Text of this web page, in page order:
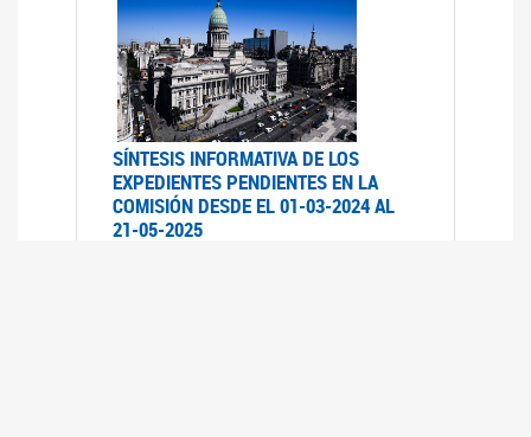
SÍNTESIS INFORMATIVA DE LOS
EXPEDIENTES PENDIENTES EN LA
COMISIÓN DESDE EL 01-03-2024 AL
21-05-2025